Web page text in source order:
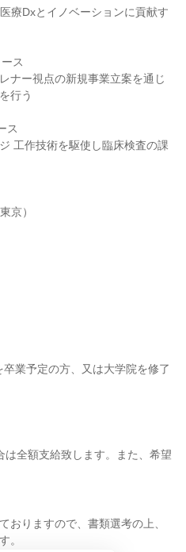
療Dxとイノベーションに貢献す
ス
ナー視点の新規事業立案を通じ
行う
ス
工作技術を駆使し臨床検査の課
京）
業予定の方、又は大学院を修了
全額支給致します。また、希望
おりますので、書類選考の上、
。